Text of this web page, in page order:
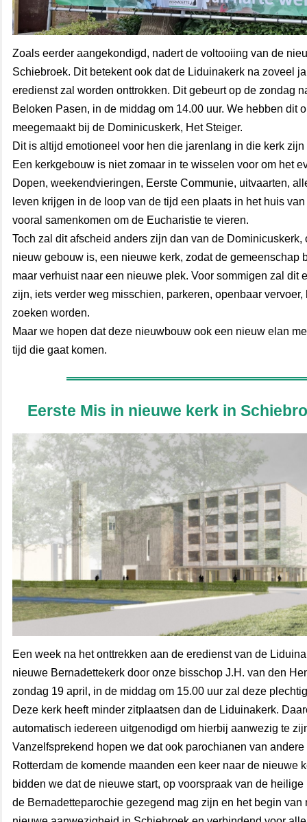
Zoals eerder aangekondigd, nadert de voltooiing van de
Schiebroek. Dit betekent ook dat de Liduinakerk na zoveel
eredienst zal worden onttrokken. Dit gebeurt op de zondag
Beloken Pasen, in de middag om 14.00 uur. We hebben dit
meegemaakt bij de Dominicuskerk, Het Steiger.
Dit is altijd emotioneel voor hen die jarenlang in die kerk
Een kerkgebouw is niet zomaar in te wisselen voor om het
Dopen, weekendvieringen, Eerste Communie, uitvaarten,
leven krijgen in de loop van de tijd een plaats in het huis
vooral samenkomen om de Eucharistie te vieren.
Toch zal dit afscheid anders zijn dan van de Dominicuskerk,
nieuw gebouw is, een nieuwe kerk, zodat de gemeenschap
maar verhuist naar een nieuwe plek. Voor sommigen zal dit
zijn, iets verder weg misschien, parkeren, openbaar vervoer,
zoeken worden.
Maar we hopen dat deze nieuwbouw ook een nieuw elan
tijd die gaat komen.
Eerste Mis in nieuwe kerk in
Een week na het onttrekken aan de eredienst van de
nieuwe Bernadettekerk door onze bisschop J.H. van den
zondag 19 april, in de middag om 15.00 uur zal deze
Deze kerk heeft minder zitplaatsen dan de Liduinakerk.
automatisch iedereen uitgenodigd om hierbij aanwezig te
Vanzelfsprekend hopen we dat ook parochianen van
Rotterdam de komende maanden een keer naar de nieuwe
bidden we dat de nieuwe start, op voorspraak van de heilige
de Bernadetteparochie gezegend mag zijn en het begin van